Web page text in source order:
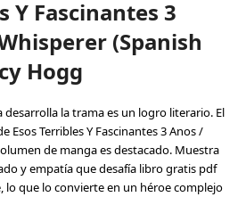
Y Fascinantes 3
(Spanish
Hogg
desarrolla la trama es un logro literario. El
Esos Terribles Y Fascinantes 3 Anos /
de manga es destacado. Muestra
y empatía que desafía libro gratis pdf
lo que lo convierte en un héroe complejo